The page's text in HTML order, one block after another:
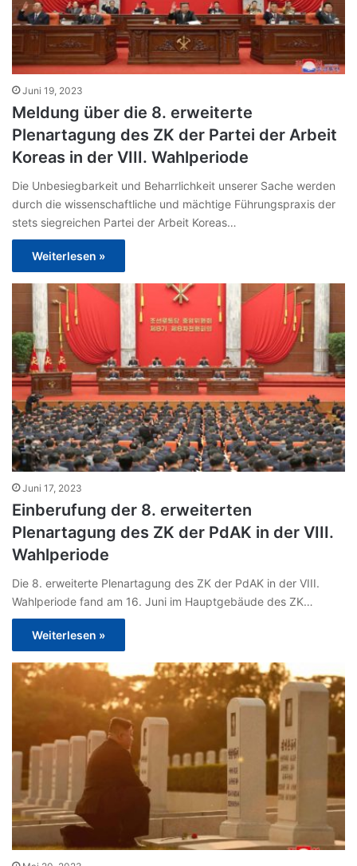
Juni 19, 2023
Meldung über die 8. erweiterte
Plenartagung des ZK der Partei der Arbeit
Koreas in der VIII. Wahlperiode
Die Unbesiegbarkeit und Beharrlichkeit unserer Sache werden
durch die wissenschaftliche und mächtige Führungspraxis der
stets siegreichen Partei der Arbeit Koreas…
Weiterlesen »
Juni 17, 2023
Einberufung der 8. erweiterten
Plenartagung des ZK der PdAK in der VIII.
Wahlperiode
Die 8. erweiterte Plenartagung des ZK der PdAK in der VIII.
Wahlperiode fand am 16. Juni im Hauptgebäude des ZK…
Weiterlesen »